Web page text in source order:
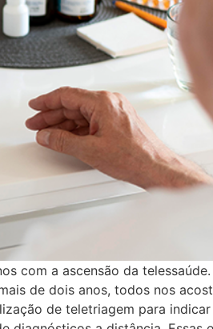
com a ascensão da
de dois anos, todos nos
de teletriagem para